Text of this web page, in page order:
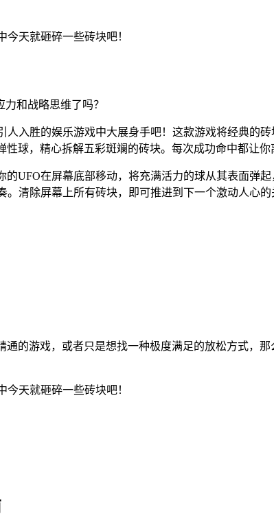
天就砸碎一些砖块吧！
和战略思维了吗？
人入胜的娱乐游戏中大展身手吧！这款游戏将经典
球，精心拆解五彩斑斓的砖块。每次成功命中都让你
UFO在屏幕底部移动，将充满活力的球从其表面弹
清除屏幕上所有砖块，即可推进到下一个激动人心
的游戏，或者只是想找一种极度满足的放松方式，
天就砸碎一些砖块吧！